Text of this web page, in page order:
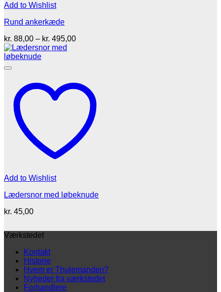
Add to Wishlist
Rund ankerkæde
kr. 88,00 – kr. 495,00Prisinterval:
Add to Wishlist
Lædersnor med løbeknude
kr. 45,00
Værkstedet
Kontakt
Historie
Hvem er Thulemanden?
Nyheder fra værkstedet
Forhandlere